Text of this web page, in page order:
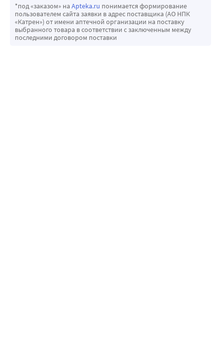
*под «заказом» на Apteka.ru понимается формирование
пользователем сайта заявки в адрес поставщика (АО НПК
«Катрен») от имени аптечной организации на поставку
выбранного товара в соответствии с заключенным между
последними договором поставки